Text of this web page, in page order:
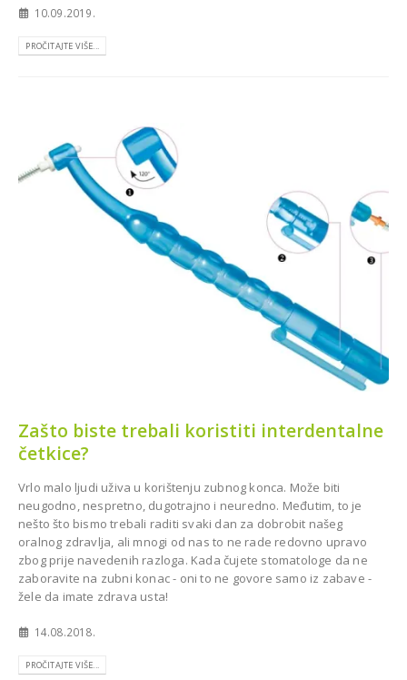
10.09.2019.
PROČITAJTE VIŠE...
Zašto biste trebali koristiti interdentalne
četkice?
Vrlo malo ljudi uživa u korištenju zubnog konca. Može biti
neugodno, nespretno, dugotrajno i neuredno. Međutim, to je
nešto što bismo trebali raditi svaki dan za dobrobit našeg
oralnog zdravlja, ali mnogi od nas to ne rade redovno upravo
zbog prije navedenih razloga. Kada čujete stomatologe da ne
zaboravite na zubni konac - oni to ne govore samo iz zabave -
žele da imate zdrava usta!
14.08.2018.
PROČITAJTE VIŠE...